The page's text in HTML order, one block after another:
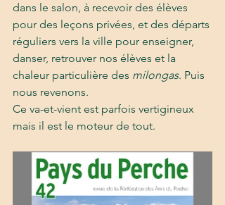
dans le salon, à recevoir des élèves
pour des leçons privées, et des départs
réguliers vers la ville pour enseigner,
danser, retrouver nos élèves et la
chaleur particulière des milongas. Puis
nous revenons.
Ce va-et-vient est parfois vertigineux
mais il est le moteur de tout.